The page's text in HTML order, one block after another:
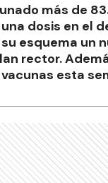
más de
dosis en el
esquema un
rector.
esta